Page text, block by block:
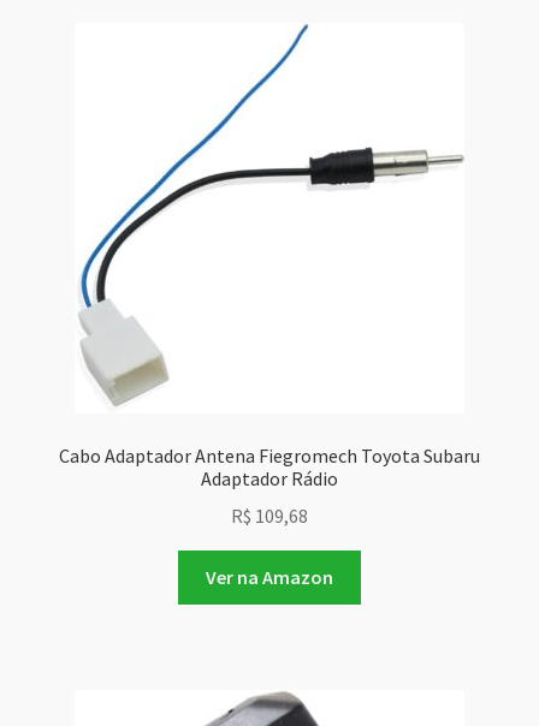
Cabo Adaptador Antena Fiegromech Toyota Subaru
Adaptador Rádio
R$ 109,68
Ver na Amazon